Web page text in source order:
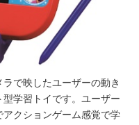
で映したユーザーの動き
学習トイです。ユーザー
クションゲーム感覚で学